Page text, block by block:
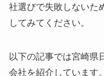
社選びで失敗しないた
してみてください。
以下の記事では宮崎県
会社を紹介しています